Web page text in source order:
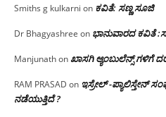
Smiths g kulkarni on ಕವಿತೆ: ಸಣ್ಣ ಸೂಜಿ
Dr Bhagyashree on ಭಾನುವಾರದ ಕವಿತೆ
Manjunathonಖಾಸಗಿ ಆ್ಯಂಬುಲೆನ್ಸ್ ಗಳಿಗೆ
RAM PRASAD on ಇಸ್ರೇಲ್ -ಪ್ಯಾಲಿಸ್ತೇನ್
ನಡೆಯುತ್ತಿದೆ ?